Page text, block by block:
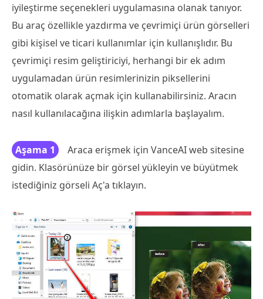
iyileştirme seçenekleri uygulamasına olanak tanıyor.
Bu araç özellikle yazdırma ve çevrimiçi ürün görselleri
gibi kişisel ve ticari kullanımlar için kullanışlıdır. Bu
çevrimiçi resim geliştiriciyi, herhangi bir ek adım
uygulamadan ürün resimlerinizin piksellerini
otomatik olarak açmak için kullanabilirsiniz. Aracın
nasıl kullanılacağına ilişkin adımlarla başlayalım.
Aşama 1
Araca erişmek için VanceAI web sitesine
gidin. Klasörünüze bir görsel yükleyin ve büyütmek
istediğiniz görseli Aç'a tıklayın.